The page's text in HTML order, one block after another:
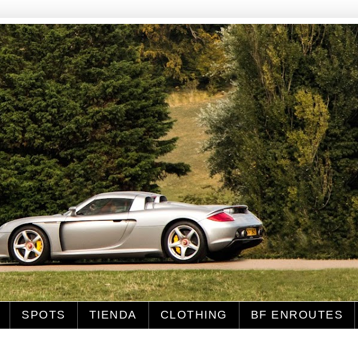
SPOTS TIENDA CLOTHING BF ENROUTES